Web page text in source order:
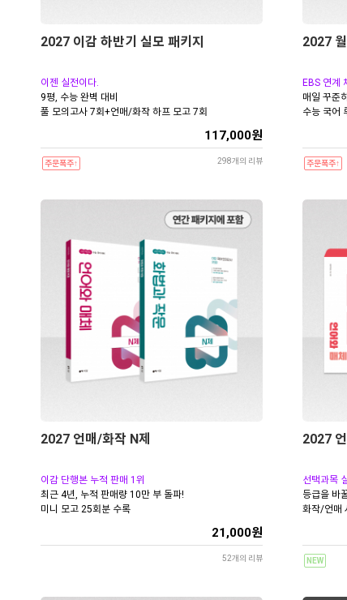
2027 이감 하반기 실모 패키지
이젠 실전이다.
9평, 수능 완벽 대비
풀 모의고사 7회+언매/화작 하프 모고 7회
117,000원
주문폭주↑ 298개의 리뷰
2027
EBS 연계
매일 꾸준
수능 국어
주문폭주↑
2027 언매/화작 N제
이감 단행본 누적 판매 1위
최근 4년, 누적 판매량 10만 부 돌파!
미니 모고 25회분 수록
21,000원
52개의 리뷰
2027
선택과목
등급을 바
화작/언매
NEW